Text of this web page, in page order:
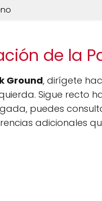
de la
Ground, dirígete
Sigue recto
puedes
adicionales